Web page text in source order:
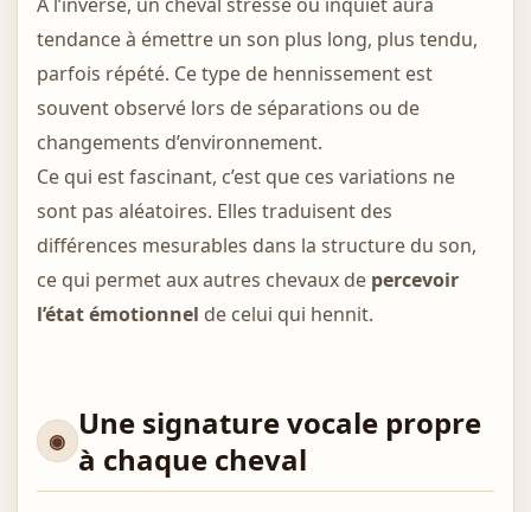
tendance à émettre un son plus long, plus tendu,
parfois répété. Ce type de hennissement est
souvent observé lors de séparations ou de
changements d’environnement.
Ce qui est fascinant, c’est que ces variations ne
sont pas aléatoires. Elles traduisent des
différences mesurables dans la structure du son,
ce qui permet aux autres chevaux de percevoir
l’état émotionnel de celui qui hennit.
Une signature vocale propre
à chaque cheval